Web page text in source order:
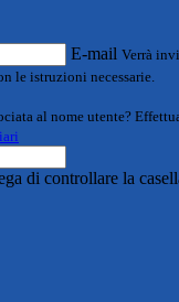
E-mail Verrà
le istruzioni necessarie.
al nome utente?
di controllare la